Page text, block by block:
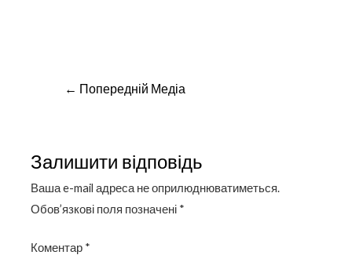
Навігація
← Попередній Медіа
Залишити відповідь
Ваша e-mail адреса не оприлюднюватиметься.
Обов’язкові поля позначені *
Коментар *